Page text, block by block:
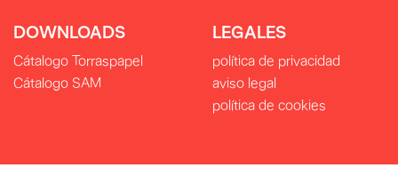
DOWNLOADS
Cátalogo Torraspapel
Cátalogo SAM
LEGALES
política de privacidad
aviso legal
política de cookies